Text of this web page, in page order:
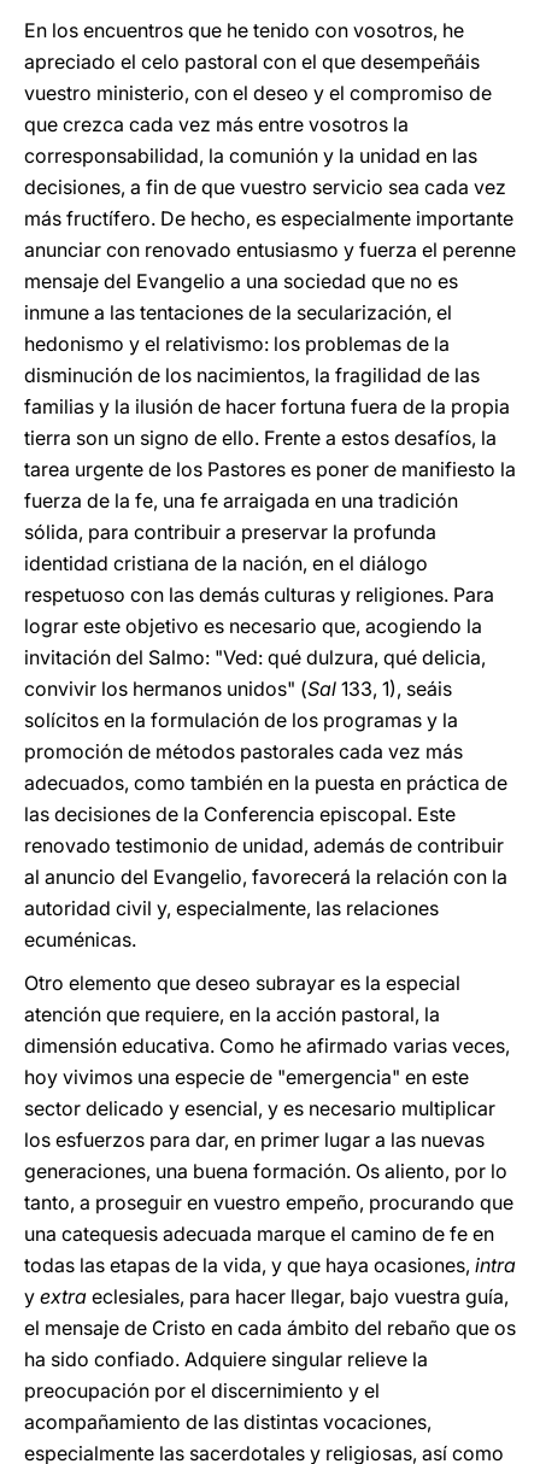
En los encuentros que he tenido con vosotros, he
apreciado el celo pastoral con el que desempeñáis
vuestro ministerio, con el deseo y el compromiso de
que crezca cada vez más entre vosotros la
corresponsabilidad, la comunión y la unidad en las
decisiones, a fin de que vuestro servicio sea cada vez
más fructífero. De hecho, es especialmente importante
anunciar con renovado entusiasmo y fuerza el perenne
mensaje del Evangelio a una sociedad que no es
inmune a las tentaciones de la secularización, el
hedonismo y el relativismo: los problemas de la
disminución de los nacimientos, la fragilidad de las
familias y la ilusión de hacer fortuna fuera de la propia
tierra son un signo de ello. Frente a estos desafíos, la
tarea urgente de los Pastores es poner de manifiesto la
fuerza de la fe, una fe arraigada en una tradición
sólida, para contribuir a preservar la profunda
identidad cristiana de la nación, en el diálogo
respetuoso con las demás culturas y religiones. Para
lograr este objetivo es necesario que, acogiendo la
invitación del Salmo: "Ved: qué dulzura, qué delicia,
convivir los hermanos unidos" (Sal 133, 1), seáis
solícitos en la formulación de los programas y la
promoción de métodos pastorales cada vez más
adecuados, como también en la puesta en práctica de
las decisiones de la Conferencia episcopal. Este
renovado testimonio de unidad, además de contribuir
al anuncio del Evangelio, favorecerá la relación con la
autoridad civil y, especialmente, las relaciones
ecuménicas.
Otro elemento que deseo subrayar es la especial
atención que requiere, en la acción pastoral, la
dimensión educativa. Como he afirmado varias veces,
hoy vivimos una especie de "emergencia" en este
sector delicado y esencial, y es necesario multiplicar
los esfuerzos para dar, en primer lugar a las nuevas
generaciones, una buena formación. Os aliento, por lo
tanto, a proseguir en vuestro empeño, procurando que
una catequesis adecuada marque el camino de fe en
todas las etapas de la vida, y que haya ocasiones, intra
y extra eclesiales, para hacer llegar, bajo vuestra guía,
el mensaje de Cristo en cada ámbito del rebaño que os
ha sido confiado. Adquiere singular relieve la
preocupación por el discernimiento y el
acompañamiento de las distintas vocaciones,
especialmente las sacerdotales y religiosas, así como